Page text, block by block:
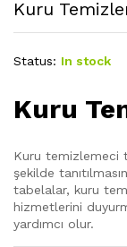
Kuru
Status: In stock
Kuru
Kuru temizlemeci
şekilde
tabelalar, kuru
hizmetlerini
yardımcı olur.